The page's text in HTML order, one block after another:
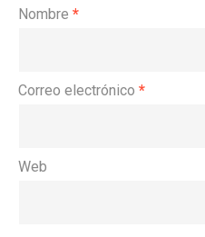
Nombre *
Correo electrónico *
Web